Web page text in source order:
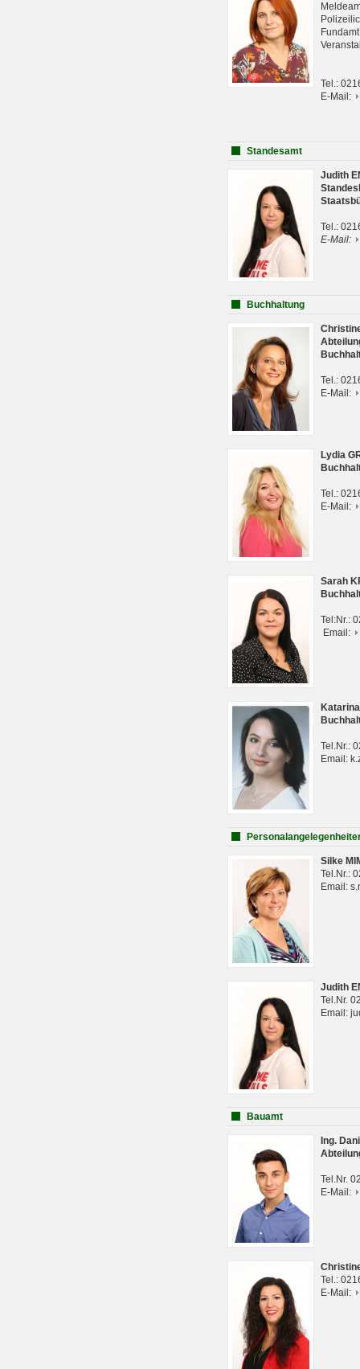
Tel.:
E-Mail:
Standesamt
Judith
Tel.:
E-Mail:
Buchhaltung
Tel.:
E-Mail:
Lydia
Tel.:
E-Mail:
Sarah
Tel:Nr.:
Email:
Tel.Nr.:
Email:
Silke
Tel.Nr.:
Email:
Judith
Tel.Nr.
Email:
Bauamt
Ing.
Tel.Nr.
E-Mail:
Tel.:
E-Mail: